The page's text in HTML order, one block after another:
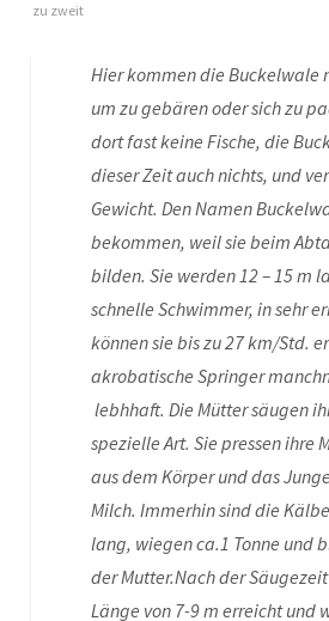
zu zweit
Hier kommen die Buckelwale
um zu gebären oder sich zu
dort fast keine Fische, die
dieser Zeit auch nichts, und
Gewicht. Den Namen
bekommen, weil sie beim
bilden. Sie werden 12 – 15 m
schnelle Schwimmer, in sehr
können sie bis zu 27 km/Std.
akrobatische Springer
lebhhaft. Die Mütter säugen
spezielle Art. Sie pressen ihre
aus dem Körper und das
Milch. Immerhin sind die
lang, wiegen ca.1 Tonne und
der Mutter.Nach der
Länge von 7-9 m erreicht und